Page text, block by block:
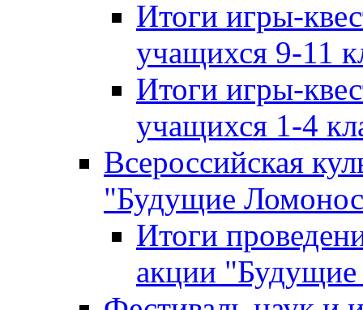
Итоги игры-
учащихся 9-11
Итоги игры-
учащихся 1-4
Всероссийская
"Будущие
Итоги
акции